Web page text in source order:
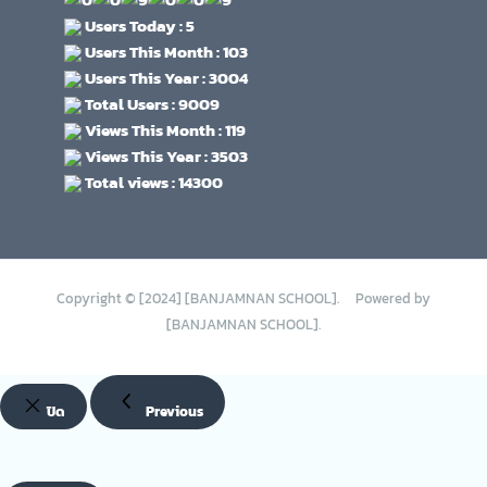
Users Today : 5
Users This Month : 103
Users This Year : 3004
Total Users : 9009
Views This Month : 119
Views This Year : 3503
Total views : 14300
Copyright © [2024] [BANJAMNAN SCHOOL]. Powered by
[BANJAMNAN SCHOOL].
ปิด Previous